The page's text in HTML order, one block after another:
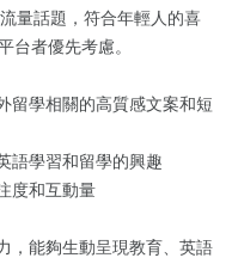
量話題，符合年輕人的喜
者優先考慮。
留學相關的高質感文案和短
語學習和留學的興趣
度和互動量
，能夠生動呈現教育、英語